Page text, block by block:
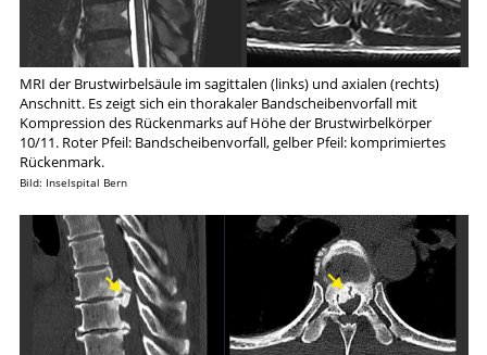
MRI der Brustwirbelsäule im sagittalen (links) und axialen (rechts)
Anschnitt. Es zeigt sich ein thorakaler Bandscheibenvorfall mit
Kompression des Rückenmarks auf Höhe der Brustwirbelkörper
10/11. Roter Pfeil: Bandscheibenvorfall, gelber Pfeil: komprimiertes
Rückenmark.
Bild: Inselspital Bern